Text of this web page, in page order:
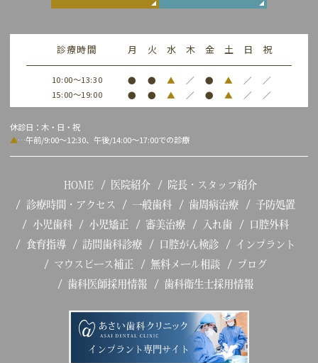
診療時間 月 火 水 木 金 土 日 祝
10:00～13:30 ● ● ▲ ／ ● ▲ ／ ／
15:00～19:00 ● ● ▲ ／ ● ▲ ／ ／
休診日：木・日・祝
▲…午前/9:00～12:30、午後/14:00～17:00での診療
HOME 医院紹介
院長・スタッフ紹介
診療時間・アクセス
一般歯科 歯周病治療
予防処置
小児歯科
小児矯正 審美治療 入れ歯
口腔外科
食育指導
訪問歯科診療 口腔がん検診
インプラント
マウスピース補正
無料メール相談
ブログ
歯科医師採用情報
歯科衛生士採用情報
インプラント専門サイト